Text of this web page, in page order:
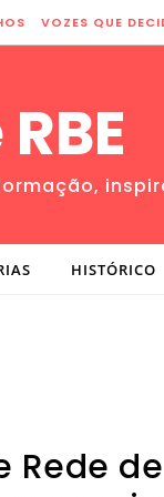
VOZES QUE
HISTÓRICO
Rede de